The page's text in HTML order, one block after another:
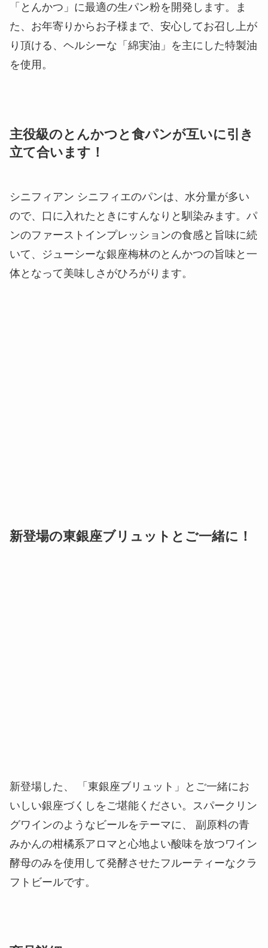
「とんかつ」に最適の生パン粉を開発します。ま
た、お年寄りからお子様まで、安心してお召し上が
り頂ける、ヘルシーな「綿実油」を主にした特製油
を使用。
主役級のとんかつと食パンが互いに引き
立て合います！
シニフィアン シニフィエのパンは、水分量が多い
ので、口に入れたときにすんなりと馴染みます。パ
ンのファーストインプレッションの食感と旨味に続
いて、ジューシーな銀座梅林のとんかつの旨味と一
体となって美味しさがひろがります。
新登場の東銀座ブリュットとご一緒に！
新登場した、 「東銀座ブリュット」とご一緒にお
いしい銀座づくしをご堪能ください。スパークリン
グワインのようなビールをテーマに、 副原料の青
みかんの柑橘系アロマと心地よい酸味を放つワイン
酵母のみを使用して発酵させたフルーティーなクラ
フトビールです。